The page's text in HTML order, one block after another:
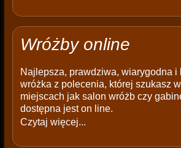
Wróżby online
Najlepsza, prawdziwa, wiarygodna i
wróżka z polecenia, której szukasz
miejscach jak salon wróżb czy
dostępna jest on line.
Czytaj więcej...